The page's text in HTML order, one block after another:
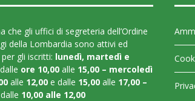
che gli uffici di segreteria dell’Ordine
della Lombardia sono attivi ed
gli iscritti: lunedì, martedì e
dalle ore 10,00 alle 15,00 – mercoledì
alle 12,00 e dalle 15,00 alle 17,00 –
dalle 10,00 alle 12,00